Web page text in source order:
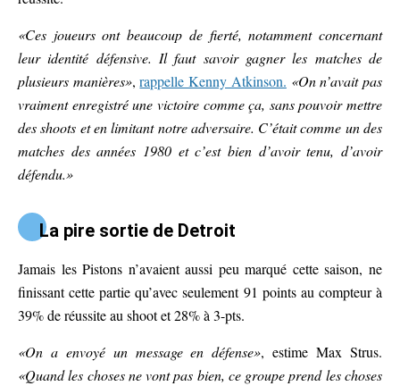
«Ces joueurs ont beaucoup de fierté, notamment concernant
leur identité défensive. Il faut savoir gagner les matches de
plusieurs manières»,rappelle Kenny Atkinson. «On n’avait pas
vraiment enregistré une victoire comme ça, sans pouvoir mettre
des shoots et en limitant notre adversaire. C’était comme un des
matches des années 1980 et c’est bien d’avoir tenu, d’avoir
défendu.»
La pire sortie de Detroit
Jamais les Pistons n’avaient aussi peu marqué cette saison, ne
finissant cette partie qu’avec seulement 91 points au compteur à
39% de réussite au shoot et 28% à 3-pts.
«On a envoyé un message en défense», estime Max Strus.
«Quand les choses ne vont pas bien, ce groupe prend les choses